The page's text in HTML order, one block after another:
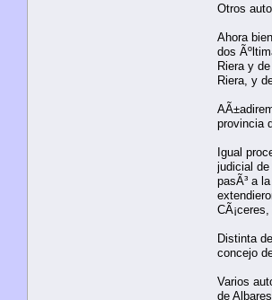
Otros
Ahora
dos
Riera y
Riera, y
provincia
Igual
judicial
pasÃ³ a
Distinta
concejo
Varios
de